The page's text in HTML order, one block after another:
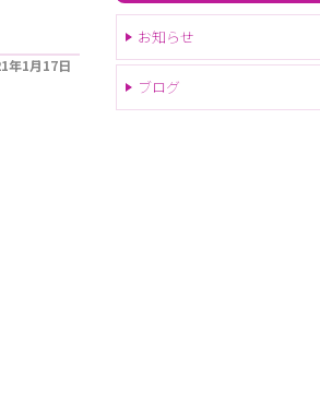
年1月17日
お知らせ
ブログ